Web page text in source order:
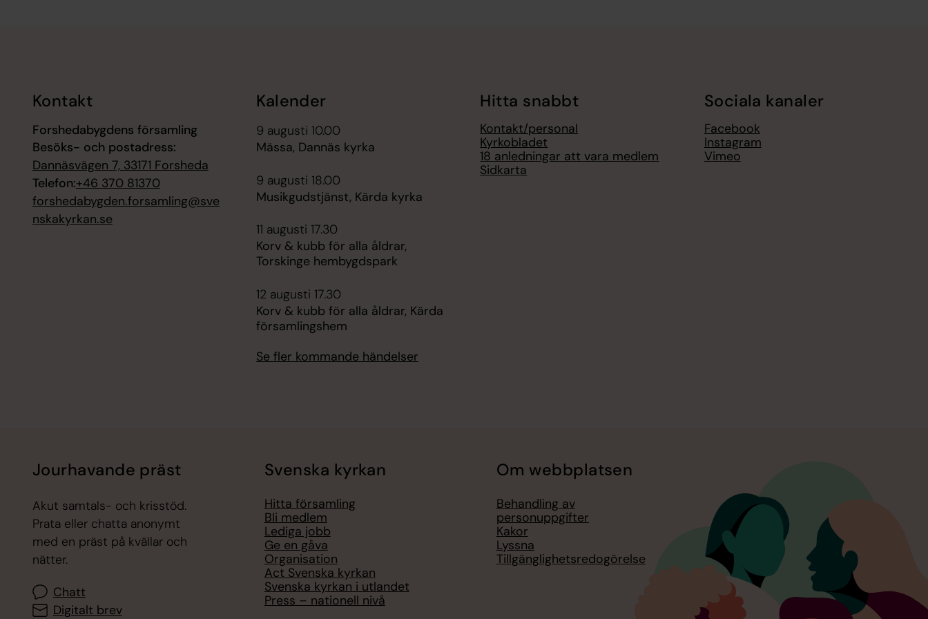
Kontakt
Forshedabygdens församling
Besöks- och postadress:
Dannäsvägen 7, 33171 Forsheda
Telefon:+46 370 81370
forshedabygden.forsamling@sve
nskakyrkan.se
Kalender
9 augusti 10.00
Mässa, Dannäs kyrka
9 augusti 18.00
Musikgudstjänst, Kärda kyrka
11 augusti 17.30
Korv & kubb för alla åldrar,
Torskinge hembygdspark
12 augusti 17.30
Korv & kubb för alla åldrar, Kärda
församlingshem
Se fler kommande händelser
Hitta snabbt
Kontakt/personal
Kyrkobladet
18 anledningar att vara medlem
Sidkarta
Sociala kanaler
Facebook
Instagram
Vimeo
Jourhavande präst
Akut samtals- och krisstöd.
Prata eller chatta anonymt
med en präst på kvällar och
nätter.
Chatt
Digitalt brev
Svenska kyrkan
Hitta församling
Bli medlem
Lediga jobb
Ge en gåva
Organisation
Act Svenska kyrkan
Svenska kyrkan i utlandet
Press – nationell nivå
Om webbplatsen
Behandling av
personuppgifter
Kakor
Lyssna
Tillgänglighetsredogörelse